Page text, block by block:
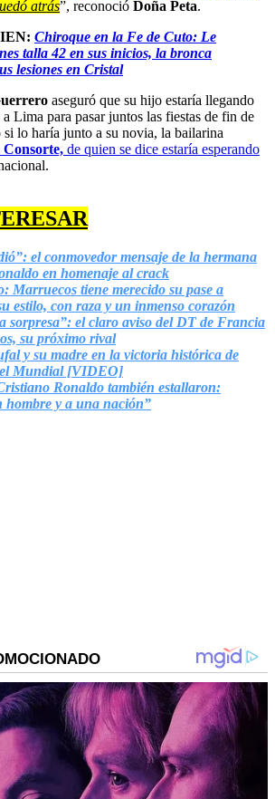
atrás”, reconoció Doña Peta.
Chiroque en la Fe de Cuto: Le
talla 42 en sus inicios, la bronca
lesiones en Cristal
aseguró que su hijo estaría llegando
Lima para pasar juntos las fiestas de fin de
lo haría junto a su novia, la bailarina
de quien se dice estaría esperando
el conmovedor mensaje de la hermana
en homenaje al crack
Marruecos tiene merecido su pase a
estilo, con raza y un inmenso corazón
sorpresa”: el claro aviso del DT de Francia
su próximo rival
y su madre en la victoria histórica de
Mundial [VIDEO]
Ronaldo también estallaron:
hombre y a una nación”